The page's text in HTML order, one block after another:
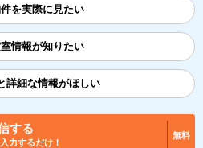
を実際に見たい
情報が知りたい
詳細な情報がほしい
する
力するだけ！
無料